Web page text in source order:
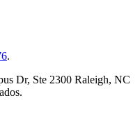
.
Dr, Ste 2300 Raleigh, NC